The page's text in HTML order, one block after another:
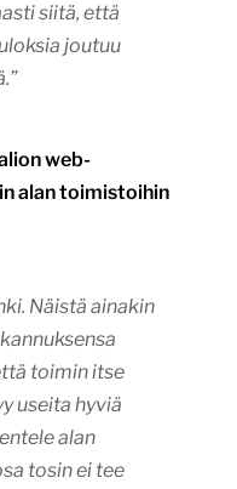
siitä, että
joutuu
web-
alan toimistoihin
Näistä ainakin
toimin itse
useita hyviä
alan
tosin ei tee